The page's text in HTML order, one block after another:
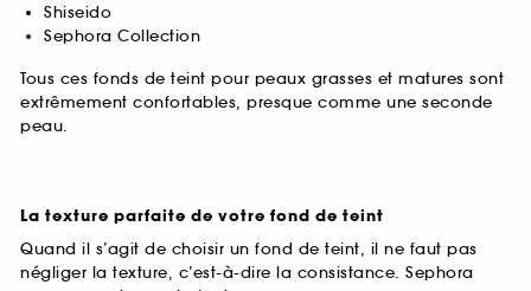
Shiseido
Sephora Collection
Tous ces fonds de teint pour peaux grasses et matures sont
extrêmement confortables, presque comme une seconde
peau.
La texture parfaite de votre fond de teint
Quand il s’agit de choisir un fond de teint, il ne faut pas
négliger la texture, c’est-à-dire la consistance. Sephora